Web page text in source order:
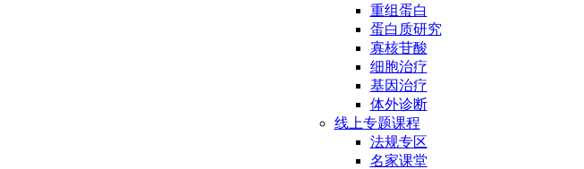
重组蛋白
蛋白质研究
寡核苷酸
细胞治疗
基因治疗
体外诊断
线上专题课程
法规专区
名家课堂